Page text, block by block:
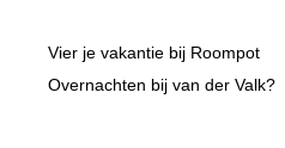
Vier je vakantie bij Roompot
Overnachten bij van der Valk?